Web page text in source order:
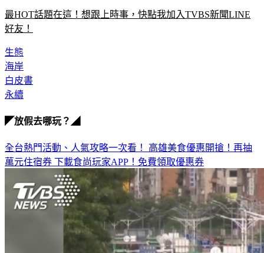
最HOT話題在這！想跟上時事，快點我加入TVBS新聞LINE
生態
海岸
白皮書
全台熱門活動、人氣攻略一次看！高雄美食優惠開搶！再抽
下載食尚玩家APP！免費領取優惠券